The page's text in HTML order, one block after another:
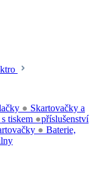
●
tiskem ●
Skartovačky a
příslušenství
● Baterie,